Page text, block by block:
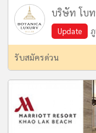
บริษัท โบ
Update
รับสมัครด่วน